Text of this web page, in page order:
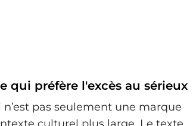
qui préfère l'excès au sérieux
pas seulement une marque
culturel plus large. Le texte